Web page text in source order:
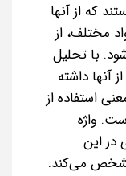
که از آنها
مختلف، از
با تحلیل
آنها داشته
استفاده از
واژه
در این
مشخص می‌کند.